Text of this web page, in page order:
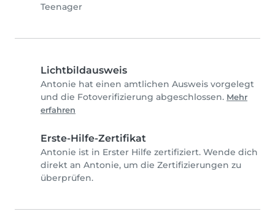
Teenager
Lichtbildausweis
Antonie hat einen amtlichen Ausweis vorgelegt
und die Fotoverifizierung abgeschlossen. Mehr
erfahren
Erste-Hilfe-Zertifikat
Antonie ist in Erster Hilfe zertifiziert. Wende dich
direkt an Antonie, um die Zertifizierungen zu
überprüfen.